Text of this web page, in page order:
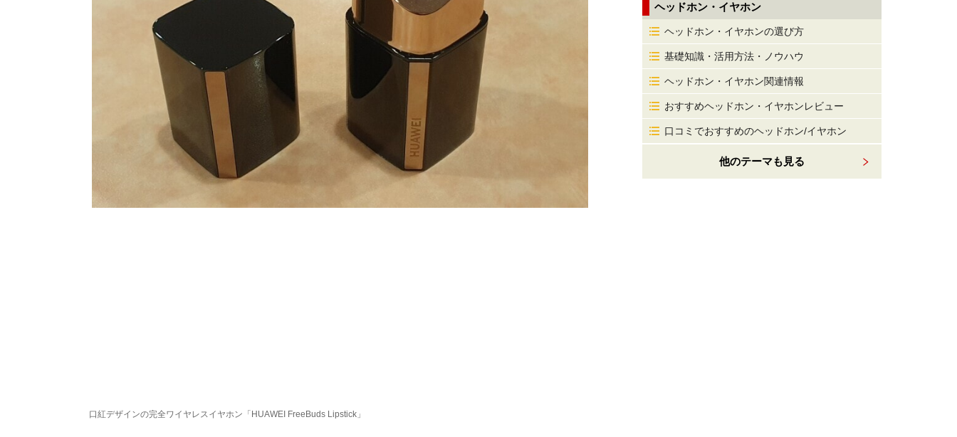
口紅デザインの完全ワイヤレスイヤホン「HUAWEI FreeBuds Lipstick」
ヘッドホン・イヤホン
ヘッドホン・イヤホンの選び方
基礎知識・活用方法・ノウハウ
ヘッドホン・イヤホン関連情報
おすすめヘッドホン・イヤホンレビュー
口コミでおすすめのヘッドホン/イヤホン
他のテーマも見る